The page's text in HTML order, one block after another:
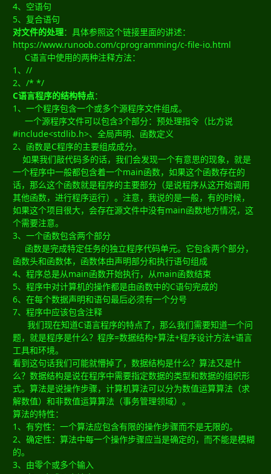
4、空语句
5、复合语句
对文件的处理：具体参照这个链接里面的讲述：
https://www.runoob.com/cprogramming/c-file-io.html
C语言中使用的两种注释方法：
1、//
2、/* */
C语言程序的结构特点：
1、一个程序包含一个或多个源程序文件组成。
一个源程序文件可以包含3个部分：预处理指令（比方说
#include<stdlib.h>、全局声明、函数定义
2、函数是C程序的主要组成成分。
如果我们敲代码多的话，我们会发现一个有意思的现象，就是
一个程序中一般都包含着一个main函数，如果这个函数存在的
话，那么这个函数就是程序的主要部分（是说程序从这开始调用
其他函数，进行程序运行）。注意，我说的是一般，有的时候，
如果这个项目很大，会存在源文件中没有main函数地方情况，这
个需要注意。
3、一个函数包含两个部分
函数是完成特定任务的独立程序代码单元。它包含两个部分，
函数头和函数体，函数体由声明部分和执行语句组成
4、程序总是从main函数开始执行，从main函数结束
5、程序中对计算机的操作都是由函数中的C语句完成的
6、在每个数据声明和语句最后必须有一个分号
7、程序中应该包含注释
我们现在知道C语言程序的特点了，那么我们需要知道一个问
题，就是程序是什么？程序=数据结构+算法+程序设计方法+语言
工具和环境。
看到这句话我们可能就懵掉了，数据结构是什么？算法又是什
么？数据结构是说在程序中需要指定数据的类型和数据的组织形
式。算法是说操作步骤，计算机算法可以分为数值运算算法（求
解数值）和非数值运算算法（事务管理领域）。
算法的特性：
1、有穷性：一个算法应包含有限的操作步骤而不是无限的。
2、确定性：算法中每一个操作步骤应当是确定的，而不能是模糊
的。
3、由零个或多个输入